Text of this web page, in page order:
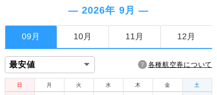
― 2026年 9月 ―
09月 10月 11月 12月
各種航空券について
日 月 火 水 木 金 土